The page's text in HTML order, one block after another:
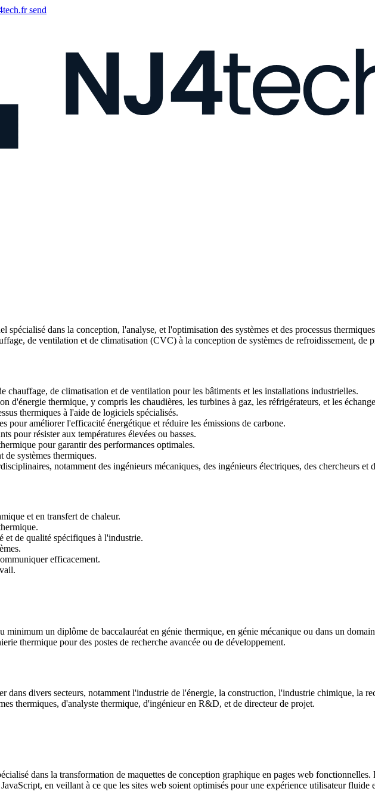
send
spécialisé dans la conception, l'analyse, et l'optimisation des systèmes et des processus
de ventilation et de climatisation (CVC) à la conception de systèmes de refroidissement, de
chauffage, de climatisation et de ventilation pour les bâtiments et les installations industrielles.
d'énergie thermique, y compris les chaudières, les turbines à gaz, les réfrigérateurs, et les
thermiques à l'aide de logiciels spécialisés.
pour améliorer l'efficacité énergétique et réduire les émissions de carbone.
pour résister aux températures élevées ou basses.
pour garantir des performances optimales.
de systèmes thermiques.
notamment des ingénieurs mécaniques, des ingénieurs électriques, des chercheurs et
et en transfert de chaleur.
et de qualité spécifiques à l'industrie.
efficacement.
minimum un diplôme de baccalauréat en génie thermique, en génie mécanique ou dans un
thermique pour des postes de recherche avancée ou de développement.
dans divers secteurs, notamment l'industrie de l'énergie, la construction, l'industrie chimique, la
thermiques, d'analyste thermique, d'ingénieur en R&D, et de directeur de projet.
dans la transformation de maquettes de conception graphique en pages web
en veillant à ce que les sites web soient optimisés pour une expérience utilisateur fluide